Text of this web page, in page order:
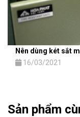
Nên dùng két sắt
16/03/2021
Sản phẩm